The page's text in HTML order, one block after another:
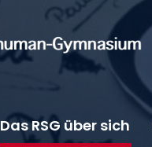
Das RSG über sich